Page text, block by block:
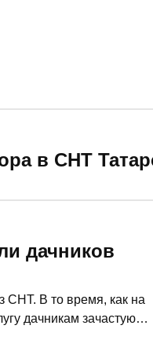
в СНТ
дачников
СНТ. В то время, как на
дачникам зачастую